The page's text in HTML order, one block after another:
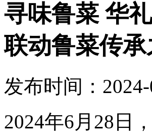
寻味鲁菜 华
联动鲁菜传
发布时间：
2024年6月28日